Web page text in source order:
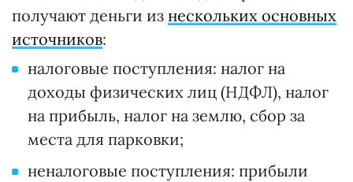
получают деньги из нескольких основных
источников:
налоговые поступления: налог на
доходы физических лиц (НДФЛ), налог
на прибыль, налог на землю, сбор за
места для парковки;
неналоговые поступления: прибыли